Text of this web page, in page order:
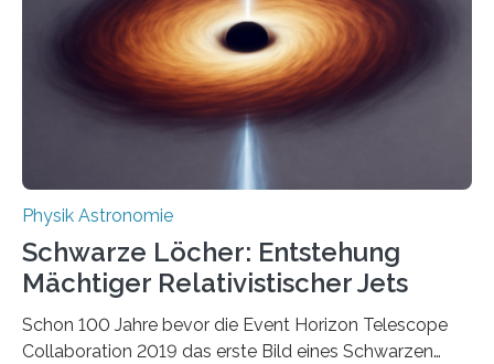
die Herleitung. (DOI: 10.1126/sciadv.adw8462)
Verbrennungsmotoren oder Dampfturbinen sind
Wärmekraftmaschinen: Sie wandeln thermische
Energie in mechanische Bewegung um – oder anders
ausgedrückt, Wärme in Bewegung. In
quantenmechanischen Experimenten ist es in den…
Physik Astronomie
Schwarze Löcher: Entstehung
Mächtiger Relativistischer Jets
Schon 100 Jahre bevor die Event Horizon Telescope
Collaboration 2019 das erste Bild eines Schwarzen